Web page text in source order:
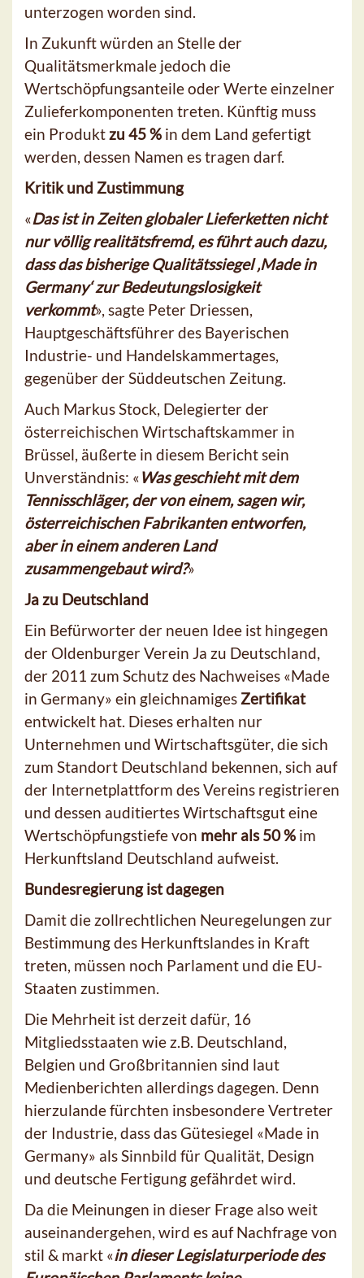
unterzogen worden sind.
In Zukunft würden an Stelle der
Qualitätsmerkmale jedoch die
Wertschöpfungsanteile oder Werte einzelner
Zulieferkomponenten treten. Künftig muss
ein Produktzu 45 % in dem Land gefertigt
werden, dessen Namen es tragen darf.
Kritik und Zustimmung
«Das ist in Zeiten globaler Lieferketten nicht
nur völlig realitätsfremd, es führt auch dazu,
dass das bisherige Qualitätssiegel ‚Made in
Germany‘ zur Bedeutungslosigkeit
verkommt», sagte Peter Driessen,
Hauptgeschäftsführer des Bayerischen
Industrie- und Handelskammertages,
gegenüber der Süddeutschen Zeitung.
Auch Markus Stock, Delegierter der
österreichischen Wirtschaftskammer in
Brüssel, äußerte in diesem Bericht sein
Unverständnis: «Was geschieht mit dem
Tennisschläger, der von einem, sagen wir,
österreichischen Fabrikanten entworfen,
aber in einem anderen Land
zusammengebaut wird?»
Ja zu Deutschland
Ein Befürworter der neuen Idee ist hingegen
der Oldenburger Verein Ja zu Deutschland,
der 2011 zum Schutz des Nachweises «Made
in Germany» ein gleichnamiges Zertifikat
entwickelt hat. Dieses erhalten nur
Unternehmen und Wirtschaftsgüter, die sich
zum Standort Deutschland bekennen, sich auf
der Internetplattform des Vereins registrieren
und dessen auditiertes Wirtschaftsgut eine
Wertschöpfungstiefe von mehr als 50 % im
Herkunftsland Deutschland aufweist.
Bundesregierung ist dagegen
Damit die zollrechtlichen Neuregelungen zur
Bestimmung des Herkunftslandes in Kraft
treten, müssen noch Parlament und die EU-
Staaten zustimmen.
Die Mehrheit ist derzeit dafür, 16
Mitgliedsstaaten wie z.B. Deutschland,
Belgien und Großbritannien sind laut
Medienberichten allerdings dagegen. Denn
hierzulande fürchten insbesondere Vertreter
der Industrie, dass das Gütesiegel «Made in
Germany» als Sinnbild für Qualität, Design
und deutsche Fertigung gefährdet wird.
Da die Meinungen in dieser Frage also weit
auseinandergehen, wird es auf Nachfrage von
stil & markt «in dieser Legislaturperiode des